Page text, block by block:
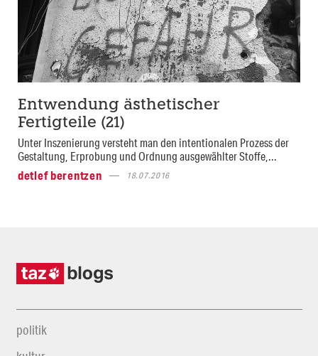
Entwendung ästhetischer
Fertigteile (21)
Unter Inszenierung versteht man den intentionalen Prozess der
Gestaltung, Erprobung und Ordnung ausgewählter Stoffe,...
detlef berentzen
18.07.2016
politik